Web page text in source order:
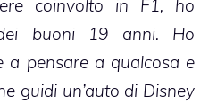
coinvolto in F1, ho
buoni 19 anni. Ho
a pensare a qualcosa e
guidi un’auto di Disney